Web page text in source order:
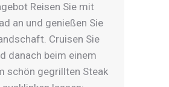
Reisen Sie mit
an und genießen Sie
Cruisen Sie
danach beim einem
schön gegrillten Steak